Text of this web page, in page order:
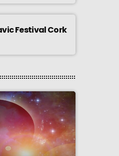
Festival Cork